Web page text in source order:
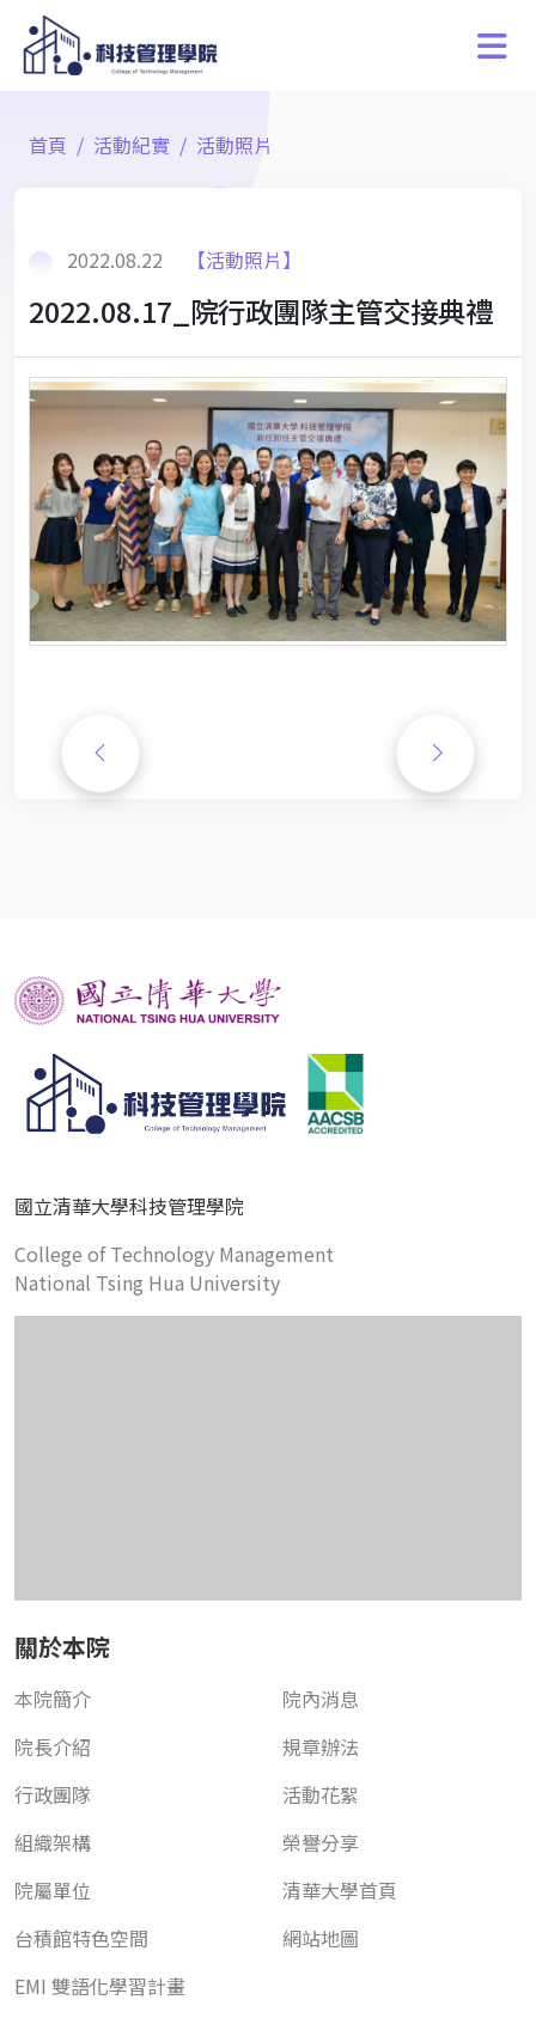
首頁 活動紀實 活動照片
2022.08.22 【活動照片】
2022.08.17_院行政團隊主管交接典禮
國立清華大學科技管理學院
College of Technology Management
National Tsing Hua University
關於本院
本院簡介
院長介紹
行政團隊
組織架構
院屬單位
台積館特色空間
EMI 雙語化學習計畫
院內消息
規章辦法
活動花絮
榮譽分享
清華大學首頁
網站地圖